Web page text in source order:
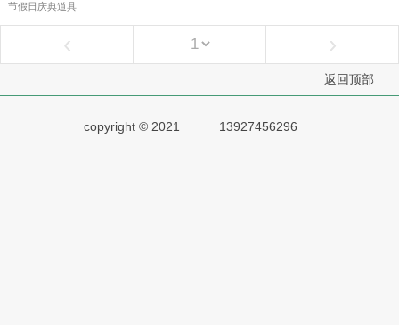
节假日庆典道具
‹ ›
返回顶部
copyright © 2021 13927456296